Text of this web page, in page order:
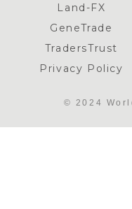
Land-FX
GeneTrade
TradersTrust
Privacy Policy
© 2024